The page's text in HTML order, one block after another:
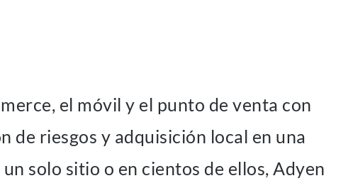
el móvil y el punto de venta con
de riesgos y adquisición local en una
solo sitio o en cientos de ellos, Adyen